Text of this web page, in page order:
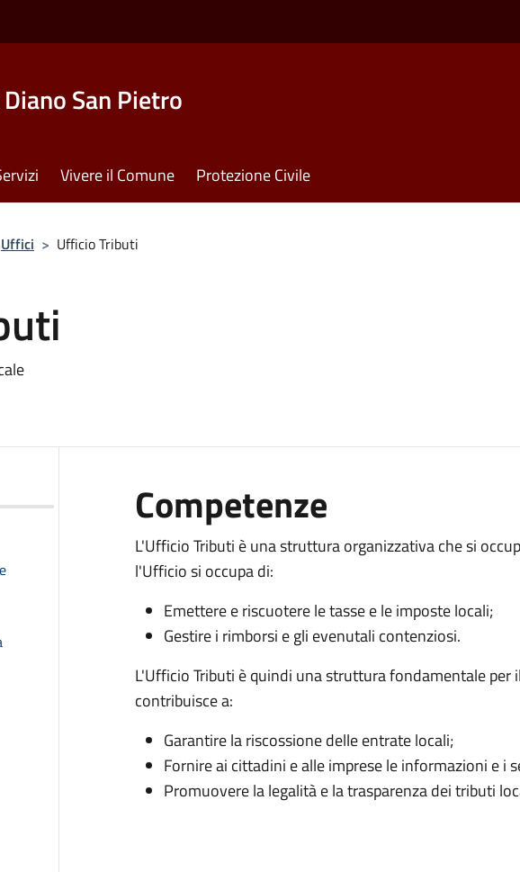
San Pietro
Vivere il Comune Protezione Civile
Uffici > Ufficio Tributi
Competenze
L'Ufficio Tributi è una struttura organizzativa che si
l'Ufficio si occupa di:
Emettere e riscuotere le tasse e le imposte locali;
Gestire i rimborsi e gli evenutali contenziosi.
L'Ufficio Tributi è quindi una struttura fondamentale
contribuisce a:
Garantire la riscossione delle entrate locali;
Fornire ai cittadini e alle imprese le informazioni e i
Promuovere la legalità e la trasparenza dei tributi